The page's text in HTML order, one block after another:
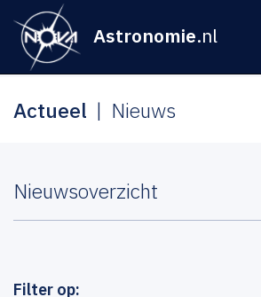
Astronomie.nl
Actueel Nieuws
Nieuwsoverzicht
Filter op: